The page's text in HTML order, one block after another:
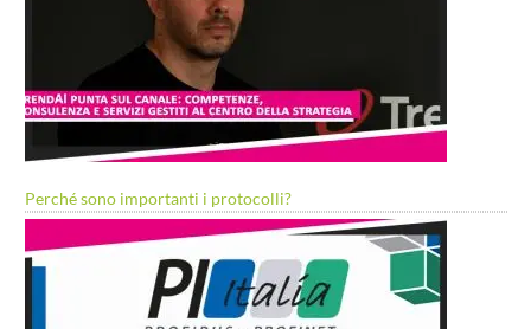
Perché sono importanti i protocolli?